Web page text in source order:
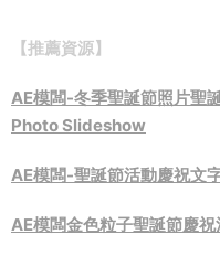
【推薦資源】
AE模闆-冬季聖誕節照片聖
Photo Slideshow
AE模闆-聖誕節活動慶祝文
AE模闆金色粒子聖誕節慶